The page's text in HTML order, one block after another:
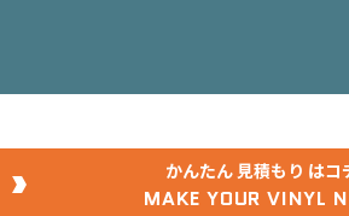
かんたん見積もり はコ
MAKE YOUR VINYL